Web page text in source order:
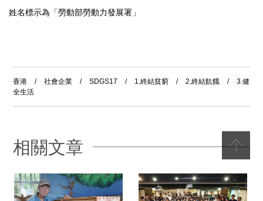
姓名標示為「勞動部勞動力發展署」
香港 / 社會企業 / SDGS17 / 1.終結貧窮 / 2.終結飢餓 /
3.健
全生活
相關文章